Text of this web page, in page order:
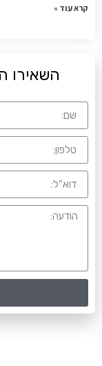
קרא עוד »
השאירו